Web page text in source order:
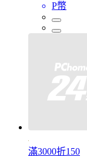
P幣
滿3000折150